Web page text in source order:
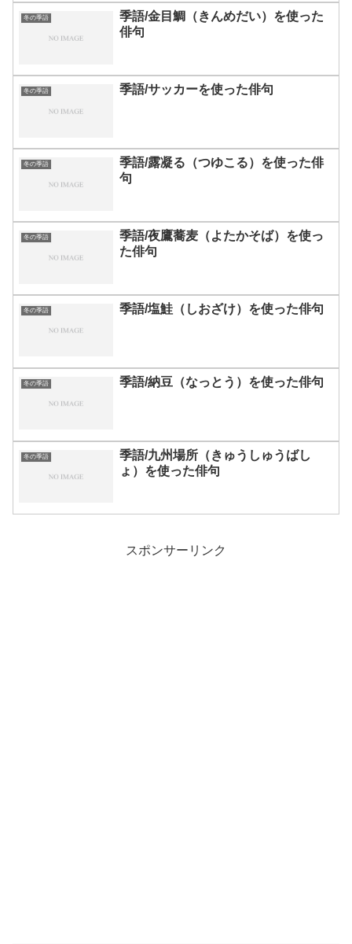
冬の季語
季語/金目鯛（きんめだい）を使った
俳句
冬の季語 季語/サッカーを使った俳句
冬の季語
季語/露凝る（つゆこる）を使った俳
句
冬の季語
季語/夜鷹蕎麦（よたかそば）を使っ
た俳句
冬の季語 季語/塩鮭（しおざけ）を使った俳句
冬の季語 季語/納豆（なっとう）を使った俳句
冬の季語
季語/九州場所（きゅうしゅうばし
ょ）を使った俳句
スポンサーリンク